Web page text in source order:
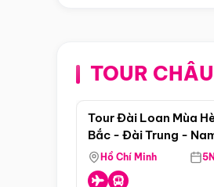
TOUR
Tour Đài Loan Mùa
Bắc - Đài Trung -
Hùng ( Bay Vn)
Hồ Chí Minh